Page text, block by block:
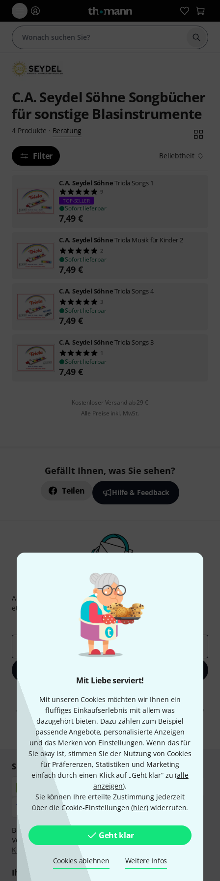
Mit Liebe serviert!
Mit unseren Cookies möchten wir Ihnen ein
fluffiges Einkaufserlebnis mit allem was
dazugehört bieten. Dazu zählen zum Beispiel
passende Angebote, personalisierte Anzeigen
und das Merken von Einstellungen. Wenn das für
Sie okay ist, stimmen Sie der Nutzung von Cookies
für Präferenzen, Statistiken und Marketing
einfach durch einen Klick auf „Geht klar“ zu (alle
anzeigen).
Sie können Ihre erteilte Zustimmung jederzeit
über die Cookie-Einstellungen (hier) widerrufen.
Geht klar
Cookies ablehnen Weitere Infos
Suche
C.A. Seydel Söhne Songbücher
für sonstige Blasinstrumente
4 Produkte · Beratung
Filter Beliebtheit
C.A. Seydel SöhneTriola Songs 1
9
TOP-SELLER
Sofort lieferbar
7,49 €
C.A. Seydel SöhneTriola Musik für Kinder 2
2
Sofort lieferbar
7,49 €
C.A. Seydel SöhneTriola Songs 4
3
Sofort lieferbar
7,49 €
C.A. Seydel SöhneTriola Songs 3
1
Sofort lieferbar
7,49 €
Kostenloser Versand ab 29 €
Alle Preise inkl. MwSt.
Gefällt Ihnen, was Sie sehen?
Teilen Hilfe & Feedback
Thomann Newsletter
Abonniere den Thomann Newsletter und gewinne mit
etwas Glück einen von
50 Gutscheinenüber jeweils
Inspirierende Beiträge
Deals
Mit Klick auf „Jetzt anmelden“ stimmen Sie dem Erhalt von E-Mail-
Werbung und einer Messung des E-Mail-Nutzungsverhaltens zu. Die
Abmeldung ist jederzeit möglich. Weitere Informationen finden Sie in
unseren
Datenschutzhinweisen
* Pflichtfeld
Sicher einkaufen & bezahlen
Bezahlen Sie vertraulich und sicher per Nachnahme,
Vorkasse, PayPal, Amazon Pay,Klarna Sofort bezahlen,
Klarna Ratenzahlung
Ihre Vorteile